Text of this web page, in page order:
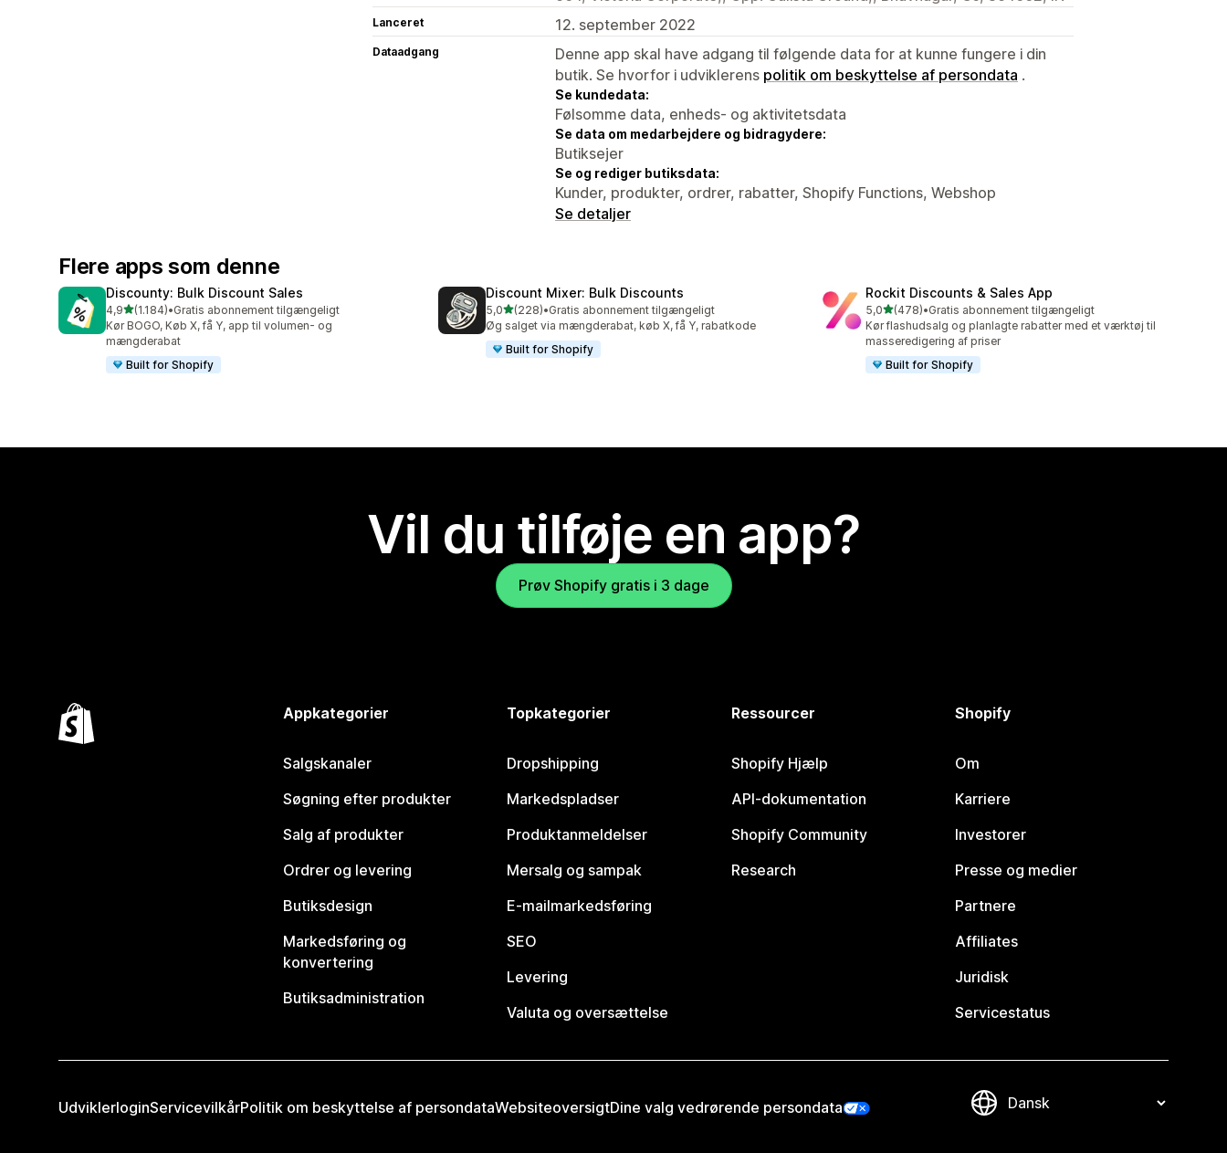
Lanceret 12. september 2022
Dataadgang
Denne app skal have adgang til følgende data for at kunne fungere i din
butik. Se hvorfor i udviklerens politik om beskyttelse af persondata .
Se kundedata:
Følsomme data, enheds- og aktivitetsdata
Se data om medarbejdere og bidragydere:
Butiksejer
Se og rediger butiksdata:
Kunder, produkter, ordrer, rabatter, Shopify Functions, Webshop
Se detaljer
Flere apps som denne
Discounty: Bulk Discount Sales
4,9ud af 5 stjerner
(1.184)
1184 anmeldelser i alt
•Gratis abonnement tilgængeligt
Kør BOGO, Køb X, få Y, app til volumen- og
mængderabat
Built for Shopify
Discount Mixer: Bulk Discounts
5,0ud af 5 stjerner
(228)
228 anmeldelser i alt
•Gratis abonnement tilgængeligt
Øg salget via mængderabat, køb X, få Y, rabatkode
Built for Shopify
Rockit Discounts & Sales App
5,0ud af 5 stjerner
(478)
478 anmeldelser i alt
•Gratis abonnement tilgængeligt
Kør flashudsalg og planlagte rabatter med et værktøj til
masseredigering af priser
Built for Shopify
Vil du tilføje en app?
Prøv Shopify gratis i 3 dage
Appkategorier
Salgskanaler
Søgning efter produkter
Salg af produkter
Ordrer og levering
Butiksdesign
Markedsføring og
konvertering
Butiksadministration
Topkategorier
Dropshipping
Markedspladser
Produktanmeldelser
Mersalg og sampak
E-mailmarkedsføring
SEO
Levering
Valuta og oversættelse
Ressourcer
Shopify Hjælp
API-dokumentation
Shopify Community
Research
Shopify
Om
Karriere
Investorer
Presse og medier
Partnere
Affiliates
Juridisk
Servicestatus
UdviklerloginServicevilkårPolitik om beskyttelse af persondataWebsiteoversigtDine valg vedrørende persondata